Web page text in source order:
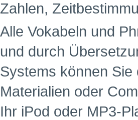
Zahlen,
Alle Vokabeln und
und durch
Systems können
Materialien oder
Ihr iPod oder MP3-